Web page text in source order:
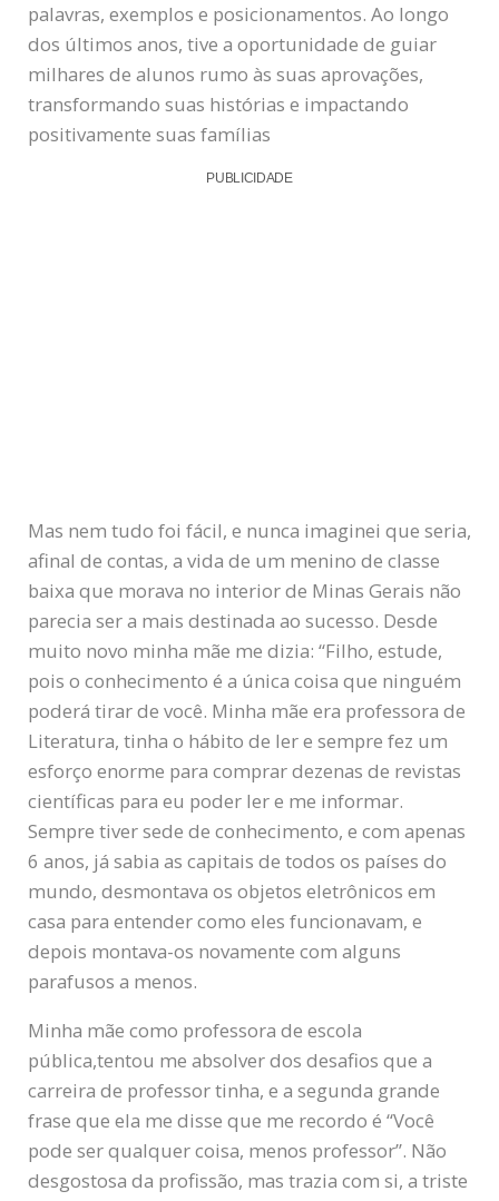
palavras, exemplos e posicionamentos. Ao longo
dos últimos anos, tive a oportunidade de guiar
milhares de alunos rumo às suas aprovações,
transformando suas histórias e impactando
positivamente suas famílias
PUBLICIDADE
Mas nem tudo foi fácil, e nunca imaginei que seria,
afinal de contas, a vida de um menino de classe
baixa que morava no interior de Minas Gerais não
parecia ser a mais destinada ao sucesso. Desde
muito novo minha mãe me dizia: “Filho, estude,
pois o conhecimento é a única coisa que ninguém
poderá tirar de você. Minha mãe era professora de
Literatura, tinha o hábito de ler e sempre fez um
esforço enorme para comprar dezenas de revistas
científicas para eu poder ler e me informar.
Sempre tiver sede de conhecimento, e com apenas
6 anos, já sabia as capitais de todos os países do
mundo, desmontava os objetos eletrônicos em
casa para entender como eles funcionavam, e
depois montava-os novamente com alguns
parafusos a menos.
Minha mãe como professora de escola
pública,tentou me absolver dos desafios que a
carreira de professor tinha, e a segunda grande
frase que ela me disse que me recordo é “Você
pode ser qualquer coisa, menos professor”. Não
desgostosa da profissão, mas trazia com si, a triste